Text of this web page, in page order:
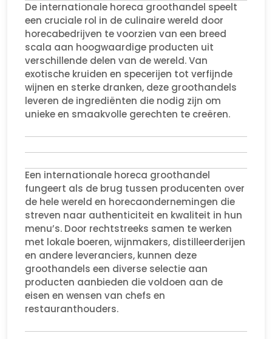
De internationale horeca groothandel speelt
een cruciale rol in de culinaire wereld door
horecabedrijven te voorzien van een breed
scala aan hoogwaardige producten uit
verschillende delen van de wereld. Van
exotische kruiden en specerijen tot verfijnde
wijnen en sterke dranken, deze groothandels
leveren de ingrediënten die nodig zijn om
unieke en smaakvolle gerechten te creëren.
Een internationale horeca groothandel
fungeert als de brug tussen producenten over
de hele wereld en horecaondernemingen die
streven naar authenticiteit en kwaliteit in hun
menu’s. Door rechtstreeks samen te werken
met lokale boeren, wijnmakers, distilleerderijen
en andere leveranciers, kunnen deze
groothandels een diverse selectie aan
producten aanbieden die voldoen aan de
eisen en wensen van chefs en
restauranthouders.